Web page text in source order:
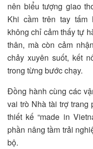
nên biểu tượng giao
Khi cầm trên tay tấm
không chỉ cảm thấy tự
thân, mà còn cảm
chảy xuyên suốt, kết
trong từng bước chạy.
Đồng hành cùng các
vai trò Nhà tài trợ trang
thiết kế “made in
phần nâng tầm trải
bộ.